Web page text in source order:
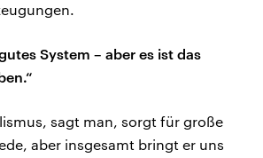
System – aber es ist das
sagt man, sorgt für große
aber insgesamt bringt er uns